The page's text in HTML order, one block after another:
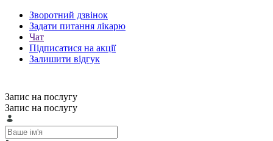
Зворотний дзвінок
Задати питання лікарю
Чат
Підписатися на акції
Залишити відгук
Запис на послугу
Запис на послугу